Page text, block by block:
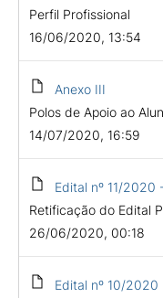
Perfil Profissional
16/06/2020, 13:54
Anexo III
Polos de Apoio ao
14/07/2020, 16:59
Edital nº 11/2020
Retificação do Edital
26/06/2020, 00:18
Edital nº 10/